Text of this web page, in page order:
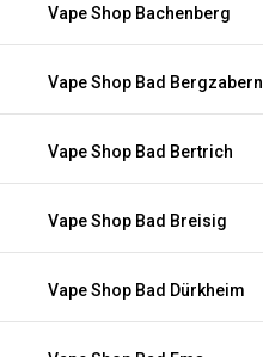
Vape Shop Bachenberg
Vape Shop Bad Bergzabern
Vape Shop Bad Bertrich
Vape Shop Bad Breisig
Vape Shop Bad Dürkheim